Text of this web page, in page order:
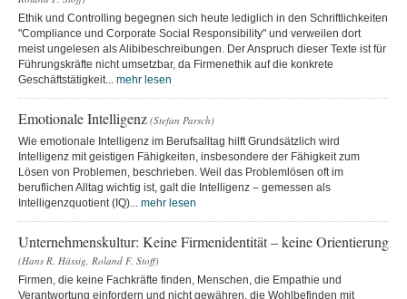
Ethik und Controlling begegnen sich heute lediglich in den Schriftlichkeiten
"Compliance und Corporate Social Responsibility" und verweilen dort
meist ungelesen als Alibibeschreibungen. Der Anspruch dieser Texte ist für
Führungskräfte nicht umsetzbar, da Firmenethik auf die konkrete
Geschäftstätigkeit... mehr lesen
Emotionale Intelligenz (Stefan Parsch)
Wie emotionale Intelligenz im Berufsalltag hilft Grundsätzlich wird
Intelligenz mit geistigen Fähigkeiten, insbesondere der Fähigkeit zum
Lösen von Problemen, beschrieben. Weil das Problemlösen oft im
beruflichen Alltag wichtig ist, galt die Intelligenz – gemessen als
Intelligenzquotient (IQ)... mehr lesen
Unternehmenskultur: Keine Firmenidentität – keine Orientierung
(Hans R. Hässig, Roland F. Stoff)
Firmen, die keine Fachkräfte finden, Menschen, die Empathie und
Verantwortung einfordern und nicht gewähren, die Wohlbefinden mit